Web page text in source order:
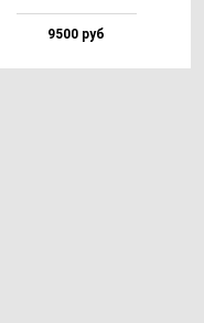
9500 руб